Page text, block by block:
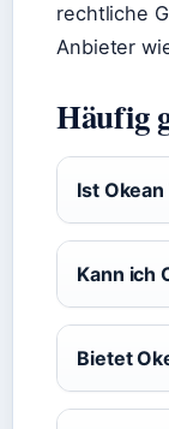
rechtliche
Anbieter
Häufig
Ist
Kann ich
Bietet